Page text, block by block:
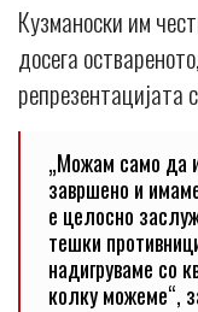
Кузманоски им
досега
репрезентацијата
„Можам само да
завршено и
е целосно
тешки
надигруваме со
колку можеме“,